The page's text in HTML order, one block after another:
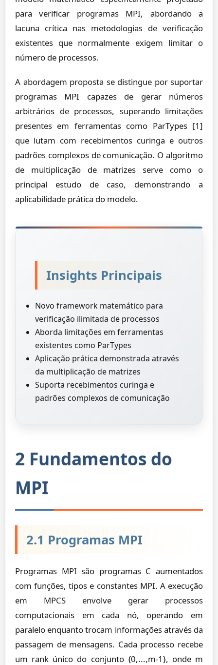
para verificar programas MPI, abordando a
lacuna crítica nas metodologias de verificação
existentes que normalmente exigem limitar o
número de processos.
A abordagem proposta se distingue por suportar
programas MPI capazes de gerar números
arbitrários de processos, superando limitações
presentes em ferramentas como ParTypes [1]
que lutam com recebimentos curinga e outros
padrões complexos de comunicação. O algoritmo
de multiplicação de matrizes serve como o
principal estudo de caso, demonstrando a
aplicabilidade prática do modelo.
Insights Principais
Novo framework matemático para
verificação ilimitada de processos
Aborda limitações em ferramentas
existentes como ParTypes
Aplicação prática demonstrada através
da multiplicação de matrizes
Suporta recebimentos curinga e
padrões complexos de comunicação
2 Fundamentos do
MPI
2.1 Programas MPI
Programas MPI são programas C aumentados
com funções, tipos e constantes MPI. A execução
em MPCS envolve gerar processos
computacionais em cada nó, operando em
paralelo enquanto trocam informações através da
passagem de mensagens. Cada processo recebe
um rank único do conjunto {0,...,m-1}, onde m